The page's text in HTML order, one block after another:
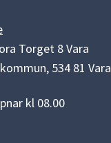
Torget 8 Vara
534 81 Vara
kl 08.00